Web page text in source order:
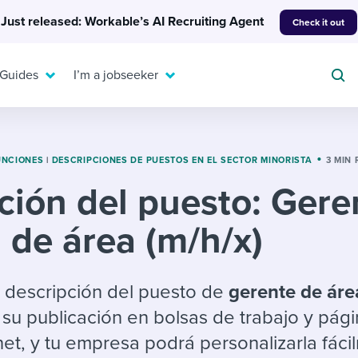
Just released: Workable’s AI Recruiting Agent Check it out
candidates
hiring pipelines
Or browse by
A flexible workplace
means new ways of
working. Pick up tips
question templates
checklists
& reports
EXPERT INSIGHTS
Get insights, guidance,
and tips from those in
the know.
I’m a jobseeker
resources
For your job search:
INTERVIEWS & ANSWERS
Typical interview
answers for each.
| DESCRIPCIONES DE PUESTOS EN EL SECTOR MINORISTA 3 MIN
del puesto:
de área (m/h/x)
descripción del puesto degerente de
publicación en bolsas de trabajo y
y tu empresa podrá personalizarla